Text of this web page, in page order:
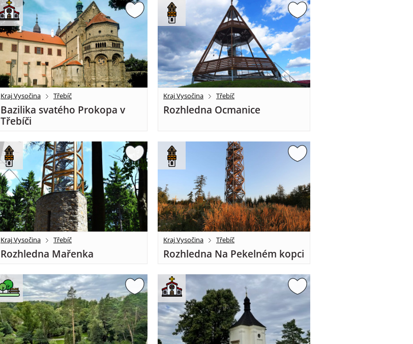
Kraj Vysočina Třebíč
Bazilika svatého Prokopa v
Třebíči
Kraj Vysočina Třebíč
Rozhledna Ocmanice
Kraj Vysočina Třebíč
Rozhledna Mařenka
Kraj Vysočina Třebíč
Rozhledna Na Pekelném kopci